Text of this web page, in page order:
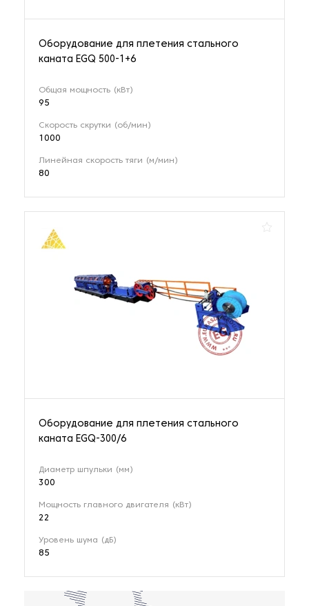
Оборудование для плетения стального
каната EGQ 500-1+6
Общая мощность (кВт)
95
Скорость скрутки (об/мин)
1000
Линейная скорость тяги (м/мин)
80
Оборудование для плетения стального
каната EGQ-300/6
Диаметр шпульки (мм)
300
Мощность главного двигателя (кВт)
22
Уровень шума (дБ)
85